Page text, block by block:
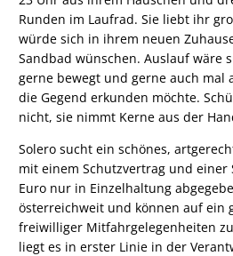
Runden im Laufrad. Sie liebt ihr
würde sich in ihrem neuen
Sandbad wünschen. Auslauf wäre
gerne bewegt und gerne auch mal
die Gegend erkunden möchte.
nicht, sie nimmt Kerne aus der
Solero sucht ein schönes,
mit einem Schutzvertrag und einer
Euro nur in Einzelhaltung
österreichweit und können auf ein
freiwilliger Mitfahrgelegenheiten
liegt es in erster Linie in der